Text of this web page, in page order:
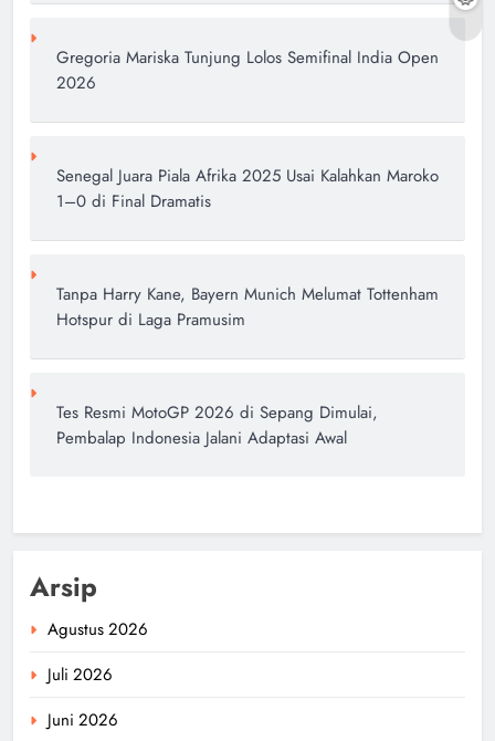
Gregoria Mariska Tunjung Lolos Semifinal India Open
2026
Senegal Juara Piala Afrika 2025 Usai Kalahkan Maroko
1–0 di Final Dramatis
Tanpa Harry Kane, Bayern Munich Melumat Tottenham
Hotspur di Laga Pramusim
Tes Resmi MotoGP 2026 di Sepang Dimulai,
Pembalap Indonesia Jalani Adaptasi Awal
Arsip
Agustus 2026
Juli 2026
Juni 2026